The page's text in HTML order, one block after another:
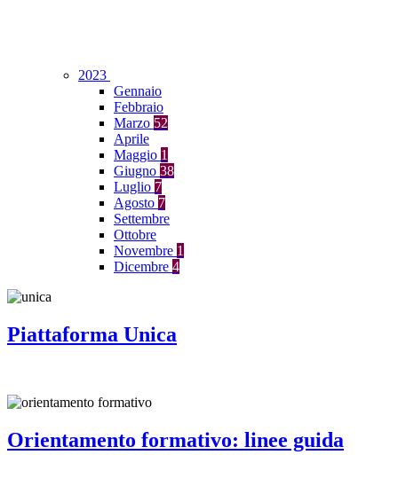
2023
Gennaio
Febbraio
Marzo 52
Aprile
Maggio 1
Giugno 38
Luglio 7
Agosto 7
Settembre
Ottobre
Novembre 1
Dicembre 4
Piattaforma Unica
Orientamento formativo: linee guida